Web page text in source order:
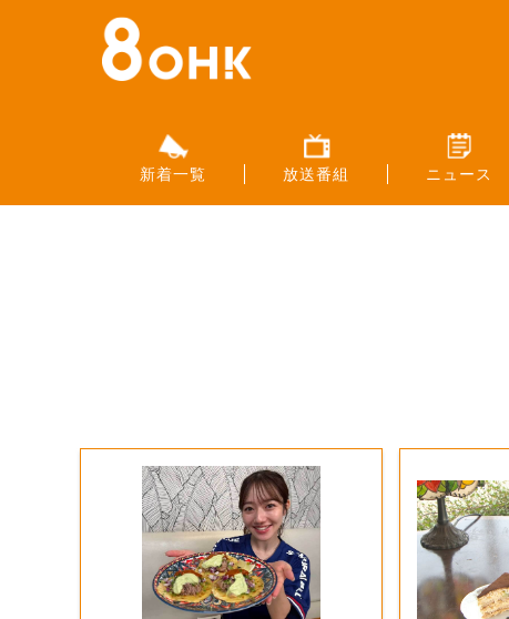
新着一覧 放送番組 ニュース